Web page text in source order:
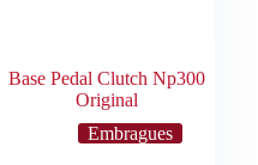
Base Pedal Clutch Np300
Original
Embragues